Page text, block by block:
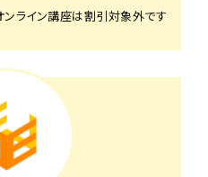
ライン講座は割引対象外です